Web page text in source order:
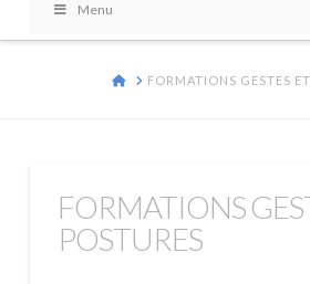
Menu
HOMEFORMATIONS GESTES
FORMATIONS
POSTURES